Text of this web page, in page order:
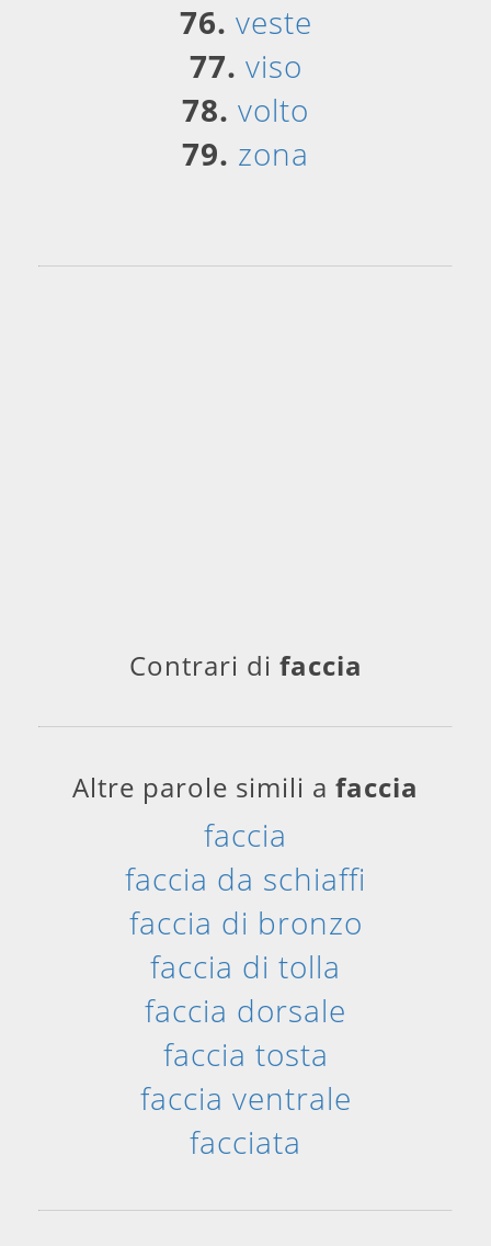
76. veste
77. viso
78. volto
79. zona
Contrari di faccia
Altre parole simili a faccia
faccia
faccia da schiaffi
faccia di bronzo
faccia di tolla
faccia dorsale
faccia tosta
faccia ventrale
facciata